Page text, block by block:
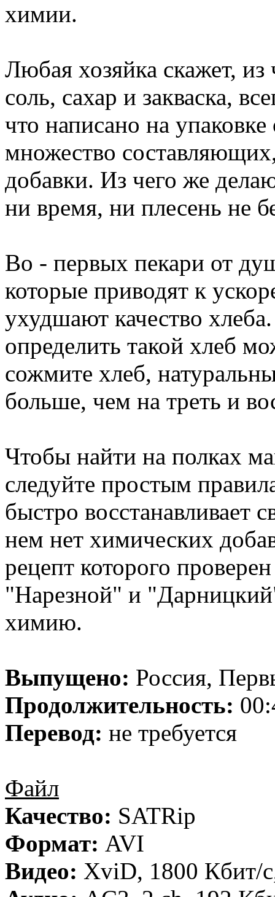
химии.
Любая хозяйка скажет, из
соль, сахар и закваска,
что написано на
множество
добавки. Из чего же
ни время, ни плесень не
Во - первых пекари от
которые приводят к
ухудшают качество
определить такой хлеб
сожмите хлеб,
больше, чем на треть и
Чтобы найти на полках
следуйте простым
быстро восстанавливает
нем нет химических
рецепт которого
"Нарезной" и
химию.
Выпущено: Россия,
Продолжительность:
Перевод: не требуется
Файл
Качество: SATRip
Формат: AVI
Видео: XviD, 1800 Кбит/